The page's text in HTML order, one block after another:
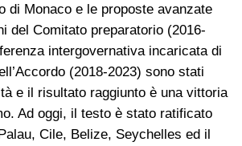
di Monaco e le proposte avanzate
del Comitato preparatorio (2016-
intergovernativa incaricata di
(2018-2023) sono stati
e il risultato raggiunto è una vittoria
Ad oggi, il testo è stato ratificato
Cile, Belize, Seychelles ed il